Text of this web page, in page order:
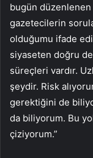
bugün düzenlenen
gazetecilerin
olduğumu ifade
siyaseten doğru
süreçleri vardır.
şeydir. Risk
gerektiğini de
da biliyorum. Bu
çiziyorum.”